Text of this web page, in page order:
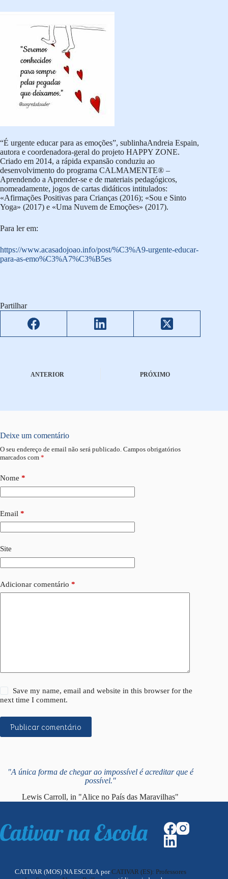
“É urgente educar para as emoções”, sublinhaAndreia Espain,
autora e coordenadora-geral do projeto HAPPY ZONE.
Criado em 2014, a rápida expansão conduziu ao
desenvolvimento do programa CALMAMENTE® –
Aprendendo a Aprender-se e de materiais pedagógicos,
nomeadamente, jogos de cartas didáticos intitulados:
«Afirmações Positivas para Crianças (2016); «Sou e Sinto
Yoga» (2017) e «Uma Nuvem de Emoções» (2017).
Para ler em:
https://www.acasadojoao.info/post/%C3%A9-urgente-educar-
para-as-emo%C3%A7%C3%B5es
Partilhar
ANTERIOR PRÓXIMO
Deixe um comentário
O seu endereço de email não será publicado. Campos obrigatórios
marcados com *
Nome *
Email *
Site
Adicionar comentário *
Save my name, email and website in this browser for the
next time I comment.
Publicar comentário
"A única forma de chegar ao impossível é acreditar que é
possível."
Lewis Carroll, in "Alice no País das Maravilhas"
CATIVAR (MOS) NA ESCOLA porCATIVAR (ES): Professores